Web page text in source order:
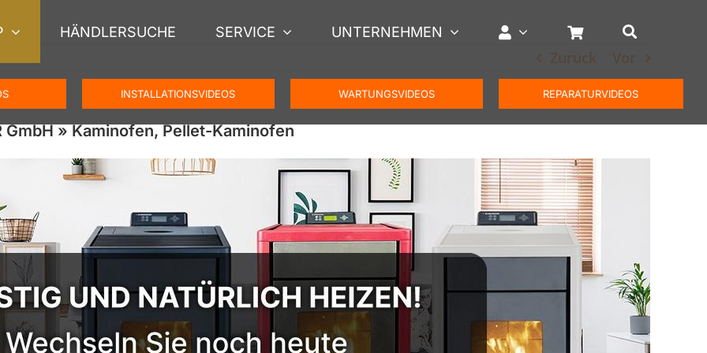
HÄNDLERSUCHE SERVICE UNTERNEHMEN
INSTALLATIONSVIDEOS WARTUNGSVIDEOS REPARATURVIDEOS
Zurück Vor
GmbH » Kaminofen, Pellet-Kaminofen